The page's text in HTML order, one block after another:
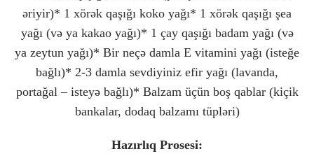
əriyir)* 1 xörək qaşığı koko yağı* 1 xörək qaşığı şea
yağı (və ya kakao yağı)* 1 çay qaşığı badam yağı (və
ya zeytun yağı)* Bir neçə damla E vitamini yağı (isteğe
bağlı)* 2-3 damla sevdiyiniz efir yağı (lavanda,
portağal – isteyə bağlı)* Balzam üçün boş qablar (kiçik
bankalar, dodaq balzamı tüpləri)
Hazırlıq Prosesi: